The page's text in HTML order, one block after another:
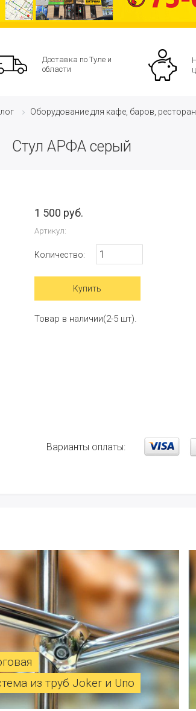
Доставка по Туле и
области
Оборудование для кафе, баров,
Стул АРФА серый
1 500 руб.
Артикул:
Количество:
Товар в наличии(2-5 шт).
Варианты оплаты:
из труб Joker и Uno